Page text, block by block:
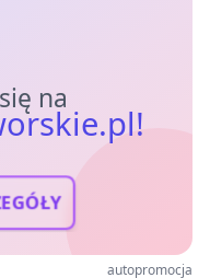
na
autopromocja